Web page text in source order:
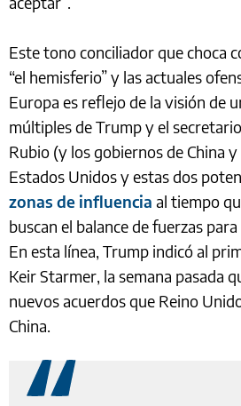
Este tono conciliador que choca
“el hemisferio” y las actuales
Europa es reflejo de la visión de
múltiples de Trump y el
Rubio (y los gobiernos de China y
Estados Unidos y estas dos
zonas de influencia al tiempo
buscan el balance de fuerzas
En esta línea, Trump indicó al
Keir Starmer, la semana pasada
nuevos acuerdos que Reino
China.